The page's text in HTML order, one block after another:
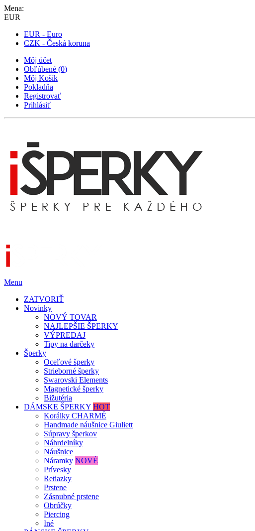
Mena:
EUR
EUR - Euro
CZK - Česká koruna
Môj účet
Obľúbené (0)
Môj Košík
Pokladňa
Registrovať
Prihlásiť
Menu
ZATVORIŤ
Novinky
NOVÝ TOVAR
NAJLEPŠIE ŠPERKY
VÝPREDAJ
Tipy na darčeky
Šperky
Oceľové šperky
Strieborné šperky
Swarovski Elements
Magnetické šperky
Bižutéria
DÁMSKE ŠPERKY HOT
Korálky CHARMÉ
Handmade náušnice Giuliett
Súpravy šperkov
Náhrdelníky
Náušnice
Náramky NOVÉ
Prívesky
Retiazky
Prstene
Zásnubné prstene
Obrúčky
Piercing
Iné